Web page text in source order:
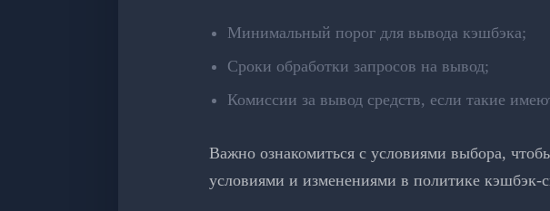
Минимальный порог для вывода кэшбэка;
Сроки обработки запросов на вывод;
Комиссии за вывод средств, если такие
Важно ознакомиться с условиями выбора,
условиями и изменениями в политике кэшбэк-